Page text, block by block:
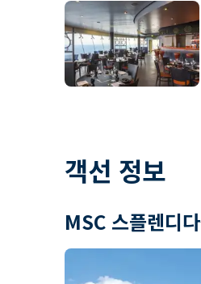
객선 정보
MSC 스플렌디다